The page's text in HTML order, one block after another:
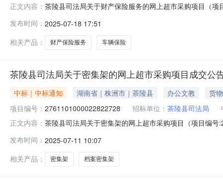
正文内容： 茶陵县司法局关于财产保险服务的网上超市采购项目（
株洲市茶陵县报价起止时间:-二、采购单位信息采购单位
发布时间： 2025-07-18 17:51
相关产品：
财产保险服务 车辆保险
茶陵县司法局关于密集架的网上超市采购项目成交公
中标｜中标通知 湖南省｜株洲市｜茶陵县 办公文教
货物
项目编号： 2761101000022822728 招标单位： 茶陵县司法局
正文内容： 茶陵县司法局关于密集架的网上超市采购项目（项目编
报价起止时间:-二、采购单位信息采购单位名称:茶陵县
发布时间： 2025-07-11 10:07
相关产品：
密集架 档案密集架